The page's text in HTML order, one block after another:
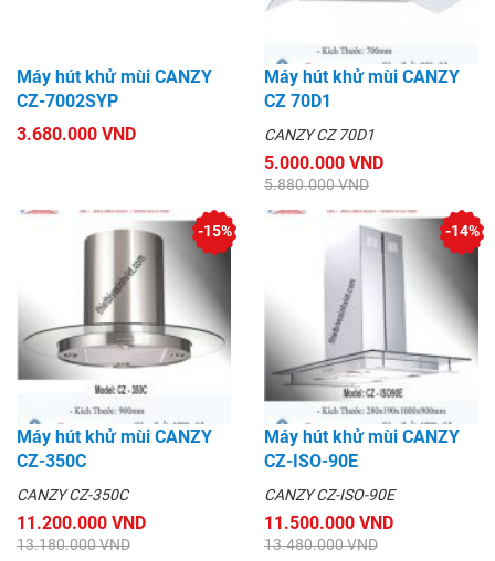
Máy hút khử mùi CANZY
CZ-7002SYP
3.680.000 VND
Máy hút khử mùi CANZY
CZ 70D1
CANZY CZ 70D1
5.000.000 VND
5.880.000 VND
Máy hút khử mùi CANZY
CZ-350C
CANZY CZ-350C
11.200.000 VND
13.180.000 VND
-15%
Máy hút khử mùi CANZY
CZ-ISO-90E
CANZY CZ-ISO-90E
11.500.000 VND
13.480.000 VND
-14%